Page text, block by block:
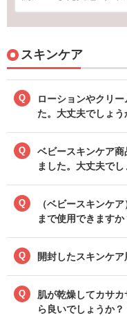
スキンケア
Q
ローションやクリ
た。大丈夫でしょう
Q
ベビースキンケア
ました。大丈夫でし
Q
（ベビースキンケ
まで使用できますか
Q 開封したスキンケ
Q
肌が乾燥してカサ
ら良いでしょうか？